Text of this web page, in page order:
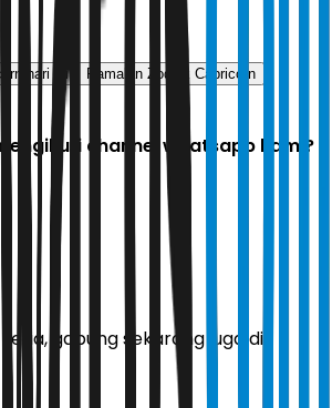
hari ini
Ramalan Zodiak Capricorn
channel whatsapp kami?
gabung sekarang juga di